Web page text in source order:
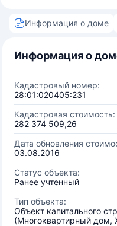
Информация о доме
Информация о
Кадастровый номер:
28:01:020405:231
Кадастровая стоимость:
282 374 509,26
Дата обновления
03.08.2016
Статус объекта:
Ранее учтенный
Тип объекта:
Объект капитального
(Многоквартирный дом,